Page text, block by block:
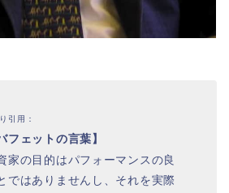
引用：
フェットの言葉】
家の目的はパフォーマンスの良
ではありませんし、それを実際